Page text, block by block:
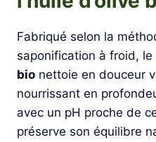
Fabriqué selon la
saponification à froid, le
bio nettoie en douceur
nourrissant en
avec un pH proche de
préserve son équilibre